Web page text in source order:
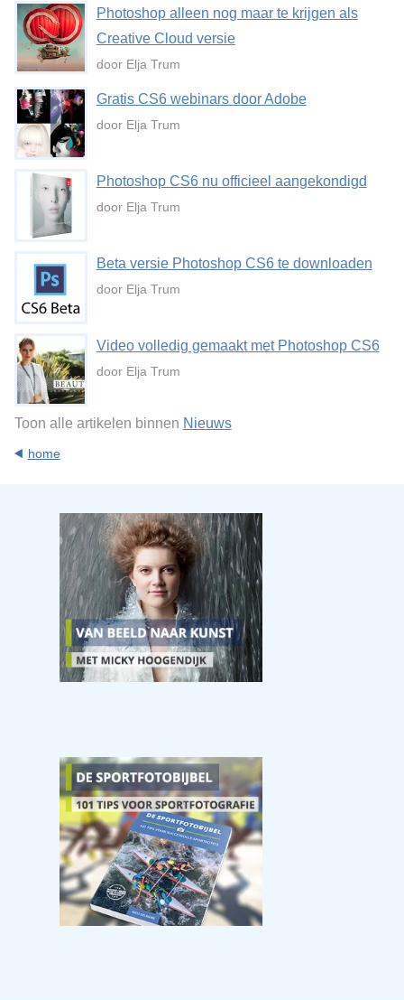
Photoshop alleen nog maar te krijgen als
Creative Cloud versie
door Elja Trum
Gratis CS6 webinars door Adobe
door Elja Trum
Photoshop CS6 nu officieel aangekondigd
door Elja Trum
Beta versie Photoshop CS6 te downloaden
door Elja Trum
Video volledig gemaakt met Photoshop CS6
door Elja Trum
Toon alle artikelen binnen Nieuws
home